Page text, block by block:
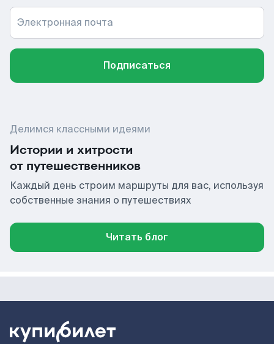
Электронная почта
Подписаться
Делимся классными идеями
Истории и хитрости
от путешественников
Каждый день строим маршруты для вас, используя
собственные знания о путешествиях
Читать блог